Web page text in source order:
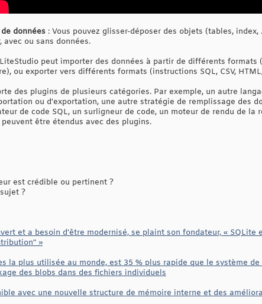
données : Vous pouvez glisser-déposer des objets (tables,
ou sans données.
peut importer des données à partir de différents
ou exporter vers différents formats (instructions SQL, CSV, HTML,
des plugins de plusieurs catégories. Par exemple, un autre
ou d'exportation, une autre stratégie de remplissage des
de code SQL, un surligneur de code, un moteur de rendu de
être étendus avec des plugins.
est crédible ou pertinent ?
?
et a besoin d'être modernisé, se plaint son fondateur, «
»
la plus utilisée au monde, est 35 % plus rapide que le système
des blobs dans des fichiers individuels
avec une nouvelle structure de mémoire interne et des